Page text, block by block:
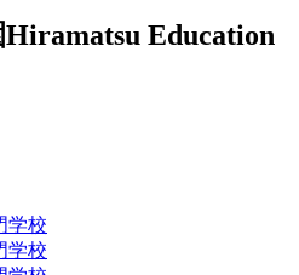
Hiramatsu Education
学校
学校